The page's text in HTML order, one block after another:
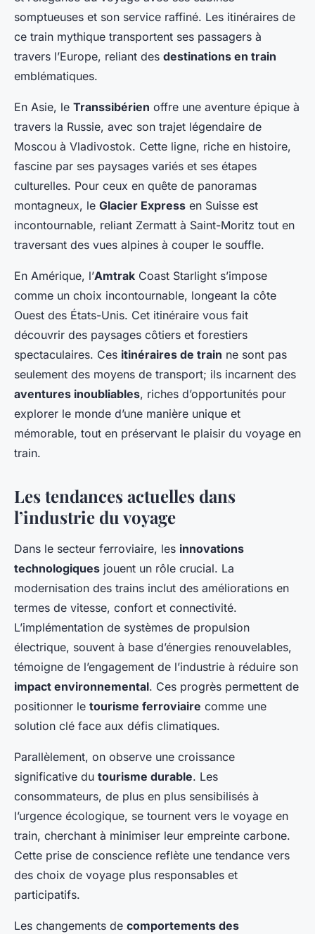
somptueuses et son service raffiné. Les itinéraires de
ce train mythique transportent ses passagers à
travers l’Europe, reliant des destinations en train
emblématiques.
En Asie, le Transsibérien offre une aventure épique à
travers la Russie, avec son trajet légendaire de
Moscou à Vladivostok. Cette ligne, riche en histoire,
fascine par ses paysages variés et ses étapes
culturelles. Pour ceux en quête de panoramas
montagneux, le Glacier Express en Suisse est
incontournable, reliant Zermatt à Saint-Moritz tout en
traversant des vues alpines à couper le souffle.
En Amérique, l’Amtrak Coast Starlight s’impose
comme un choix incontournable, longeant la côte
Ouest des États-Unis. Cet itinéraire vous fait
découvrir des paysages côtiers et forestiers
spectaculaires. Ces itinéraires de train ne sont pas
seulement des moyens de transport; ils incarnent des
aventures inoubliables, riches d’opportunités pour
explorer le monde d’une manière unique et
mémorable, tout en préservant le plaisir du voyage en
train.
Les tendances actuelles dans
l’industrie du voyage
Dans le secteur ferroviaire, les innovations
technologiques jouent un rôle crucial. La
modernisation des trains inclut des améliorations en
termes de vitesse, confort et connectivité.
L’implémentation de systèmes de propulsion
électrique, souvent à base d’énergies renouvelables,
témoigne de l’engagement de l’industrie à réduire son
impact environnemental. Ces progrès permettent de
positionner le tourisme ferroviaire comme une
solution clé face aux défis climatiques.
Parallèlement, on observe une croissance
significative du tourisme durable. Les
consommateurs, de plus en plus sensibilisés à
l’urgence écologique, se tournent vers le voyage en
train, cherchant à minimiser leur empreinte carbone.
Cette prise de conscience reflète une tendance vers
des choix de voyage plus responsables et
participatifs.
Les changements de comportements des